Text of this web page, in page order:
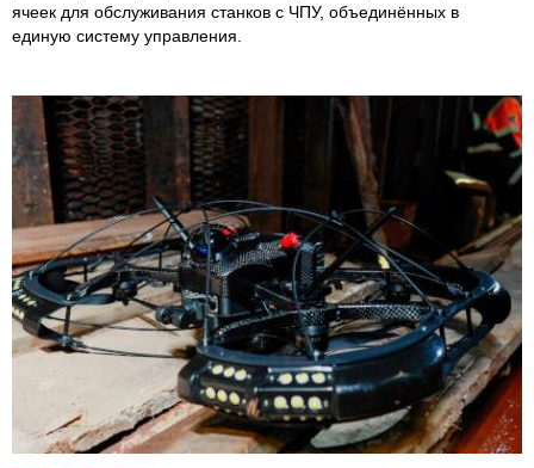
ячеек для обслуживания станков с ЧПУ, объединённых в
единую систему управления.